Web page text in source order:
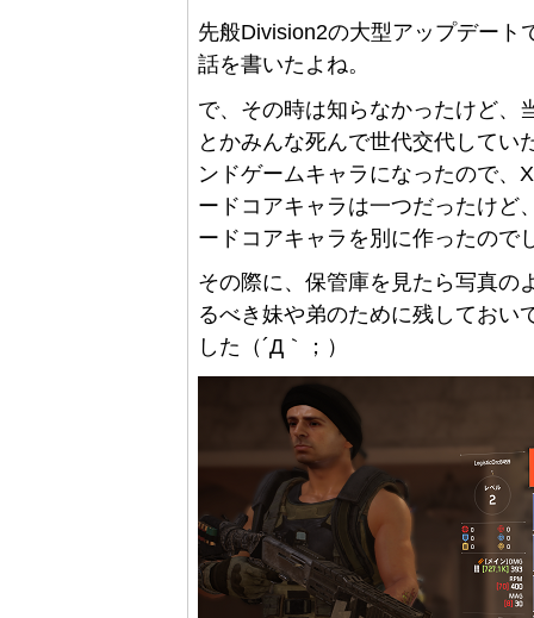
先般Division2の大型アップデート
話を書いたよね。
で、その時は知らなかったけど、
とかみんな死んで世代交代してい
ンドゲームキャラになったので、
ードコアキャラは一つだったけど
ードコアキャラを別に作ったので
その際に、保管庫を見たら写真の
るべき妹や弟のために残しておい
した（´Д｀；）